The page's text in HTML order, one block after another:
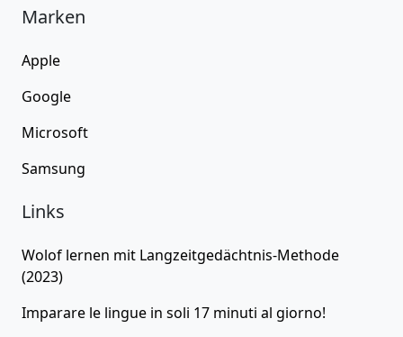
Marken
Apple
Google
Microsoft
Samsung
Links
Wolof lernen mit Langzeitgedächtnis-Methode
(2023)
Imparare le lingue in soli 17 minuti al giorno!